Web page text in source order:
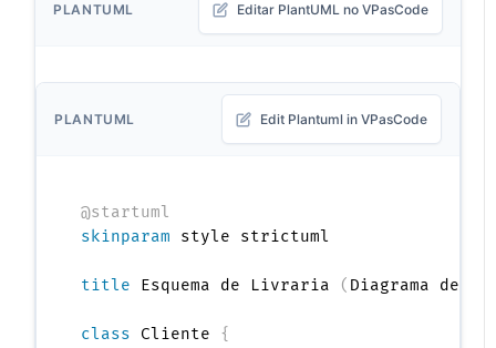
PLANTUML Editar PlantUML no VPasCode
PLANTUML Edit Plantuml in VPasCode
@startuml
skinparam style strictuml
title Esquema de Livraria ( Diagrama de
class Cliente {